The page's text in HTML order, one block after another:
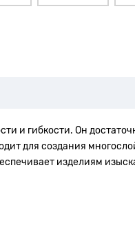
и гибкости. Он
для создания
изделиям